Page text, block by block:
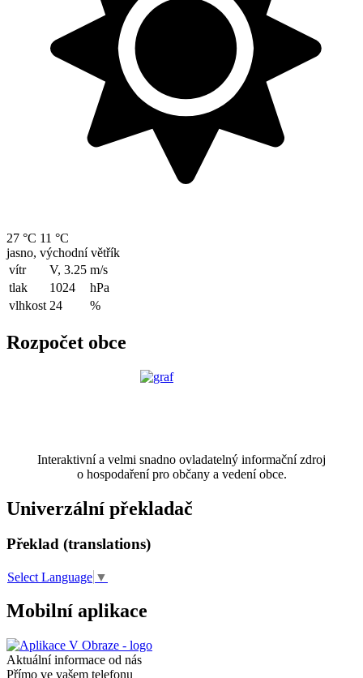
27 °C 11 °C
jasno, východní větřík
vítr
V, 3.25 m/s
tlak
1024
hPa
vlhkost 24 %
Rozpočet obce
Interaktivní a velmi snadno ovladatelný informační zdroj
o hospodaření pro občany a vedení obce.
Univerzální překladač
Překlad (translations)
Select Language ▼
Mobilní aplikace
Aktuální informace od nás
Přímo ve vašem telefonu